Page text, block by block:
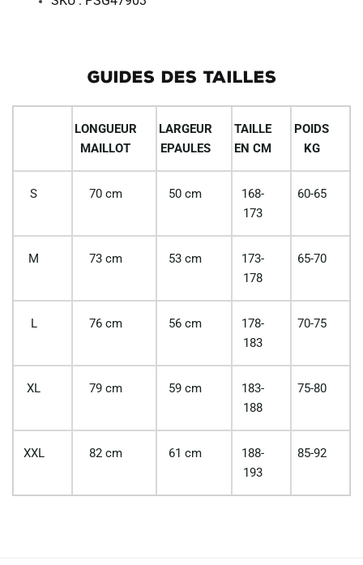
GUIDES DES TAILLES
LONGUEUR
MAILLOT
LARGEUR
EPAULES
TAILLE
EN CM
POIDS
KG
S 70 cm 50 cm
168-
173
60-65
M 73 cm 53 cm
173-
178
65-70
L 76 cm 56 cm
178-
183
70-75
XL 79 cm 59 cm
183-
188
75-80
XXL 82 cm 61 cm
188-
193
85-92